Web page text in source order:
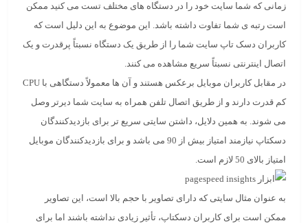
زمانی که شما سایت خود را در دستگاه های مختلف تست می کنید ممکن
است رتبه ی شما تفاوت داشته باشد. این موضوع به این دلیل است که
کاربران دسک تاپ سایت شما را از طریق یک دستگاه نسبتاً پرقدرت و یک
اتصال اینترنتی نسبتاً سریع مشاهده می کنند.
در مقابل کاربران موبایل برعکس هستند و آن ها معمولاً دستگاهی با CPU
کم قدرت دارند و از طریق اتصال تلفن همراه به سایت شما دیرتر وصل
می شوند. به همین دلایل، داشتن سایتی سریع تر ​​برای بازدیدکنندگان
دسکتاپ نیازمند امتیاز بیش از 90 می باشد و ​​برای بازدیدکنندگان موبایل
امتیاز بالای 50 لازم است.
به عنوان مثال سایتی که دارای تصاویر با حجم بالا است، این تصاویر
ممکن است برای کاربران دسکتاپ، تأثیر زیادی نداشته باشند اما برای